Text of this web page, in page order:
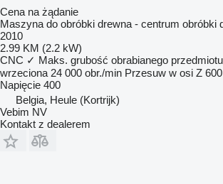
Cena na żądanie
Maszyna do obróbki drewna - centrum obróbki
2010
2.99 KM (2.2 kW)
CNC ✓ Maks. grubość obrabianego
wrzeciona 24 000 obr./min Przesuw w osi Z
Napięcie 400
Belgia, Heule (Kortrijk)
Vebim NV
Kontakt z dealerem